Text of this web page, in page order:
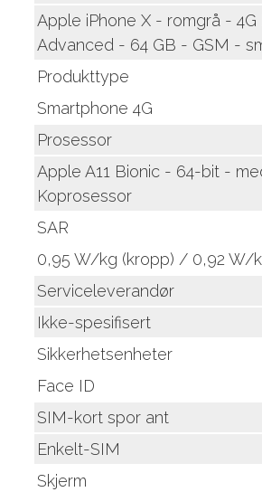
Apple iPhone X - romgrå - 4G
Advanced - 64 GB - GSM -
Produkttype
Smartphone 4G
Prosessor
Apple A11 Bionic - 64-bit -
Koprosessor
SAR
0,95 W/kg (kropp) / 0,92 W/
Serviceleverandør
Ikke-spesifisert
Sikkerhetsenheter
Face ID
SIM-kort spor ant
Enkelt-SIM
Skjerm